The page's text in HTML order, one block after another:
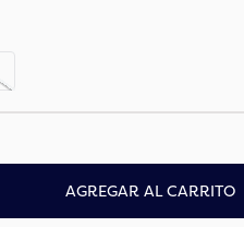
AGREGAR AL CARRITO